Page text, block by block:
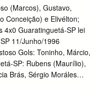
digo a você: fui na bola
Tive sorte. Você tam-
vencer na vida. no
ca- Nessa época eu
(Marcos), Gustavo,
Conceição) e Elivélton;
4x0 Guaratinguetá-SP lei
11/Junho/1996
Gols: Toninho, Márcio,
SP: Rubens (Maurílio),
Brás, Sérgio Moráles